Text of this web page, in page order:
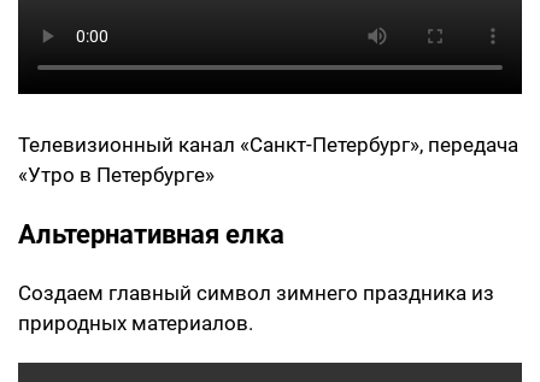
Телевизионный канал «Санкт-Петербург», передача
«Утро в Петербурге»
Альтернативная елка
Создаем главный символ зимнего праздника из
природных материалов.